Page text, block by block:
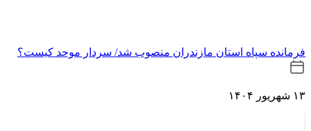
‌فرمانده‌ سپاه ‌استان مازندران منصوب شد/ سردار موحد کیست؟
۱۳ شهریور ۱۴۰۴